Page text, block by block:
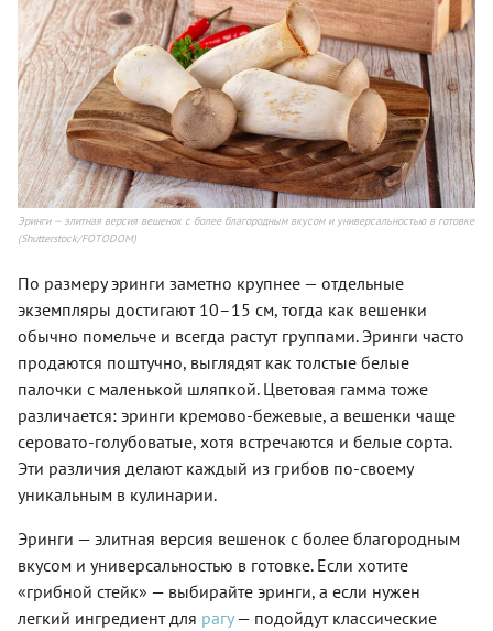
Эринги — элитная версия вешенок с более благородным вкусом и универсальностью в готовке
(Shutterstock/FOTODOM)
По размеру эринги заметно крупнее — отдельные
экземпляры достигают 10–15 см, тогда как вешенки
обычно помельче и всегда растут группами. Эринги часто
продаются поштучно, выглядят как толстые белые
палочки с маленькой шляпкой. Цветовая гамма тоже
различается: эринги кремово-бежевые, а вешенки чаще
серовато-голубоватые, хотя встречаются и белые сорта.
Эти различия делают каждый из грибов по-своему
уникальным в кулинарии.
Эринги — элитная версия вешенок с более благородным
вкусом и универсальностью в готовке. Если хотите
«грибной стейк» — выбирайте эринги, а если нужен
легкий ингредиент для рагу— подойдут классические